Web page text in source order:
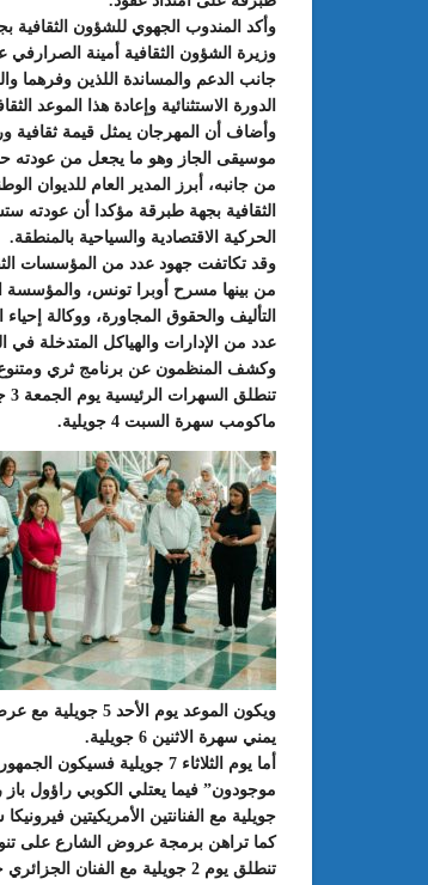
وأكد المندوب الجهوي للشؤون
وزيرة الشؤون الثقافية أمينة
جانب الدعم والمساندة اللذين وفرهما
الدورة الاستثنائية وإعادة هذا الموعد
وأضاف أن المهرجان يمثل قيمة ثقافية
موسيقى الجاز وهو ما يجعل من عودته
من جانبه، أبرز المدير العام للديوان
الثقافية بجهة طبرقة مؤكدا أن
الحركية الاقتصادية والسياحية بالمنطقة.
وقد تكاتفت جهود عدد من المؤسسات
من بينها مسرح أوبرا تونس، والمؤسسة
التأليف والحقوق المجاورة، ووكالة
عدد من الإدارات والهياكل المتدخلة في
ماكومب سهرة السبت 4 جويلية.
ويكون الموعد
يمني سهرة الاثنين 6 جويلية.
أما يوم الثلاثاء 7
جويلية مع الفنانتين الأمريكيتين
كما تراهن برمجة عروض الشارع على
تنطلق يوم 2 جويلية مع